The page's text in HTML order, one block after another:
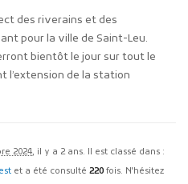
des riverains et des
pour la ville de Saint-Leu.
bientôt le jour sur tout le
l’extension de la station
2024, il y a 2 ans. Il est classé dans :
et a été consulté 220 fois. N'hésitez